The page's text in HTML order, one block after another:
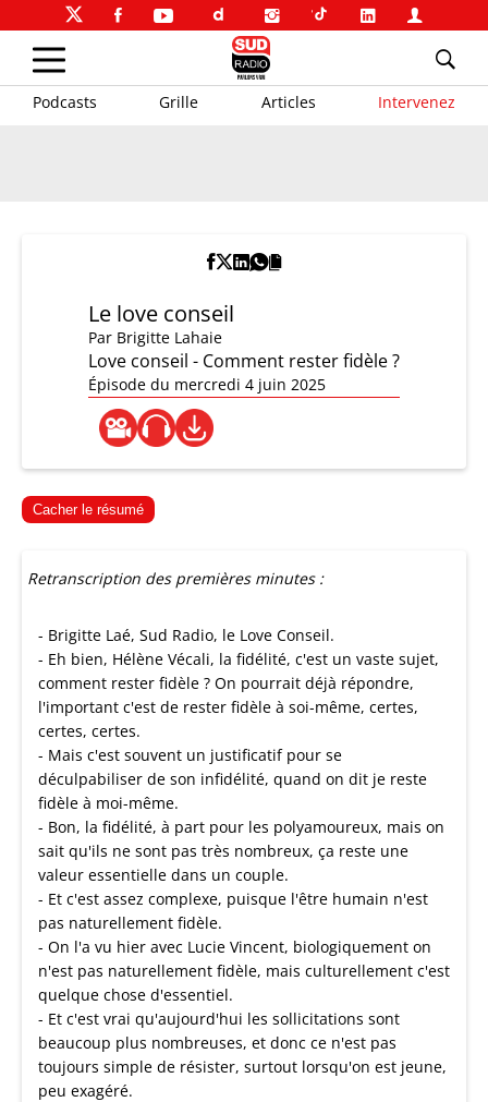
Podcasts Grille Articles Intervenez
Le love conseil
Par Brigitte Lahaie
Love conseil - Comment rester fidèle ?
Épisode du mercredi 4 juin 2025
Cacher le résumé
Retranscription des premières minutes :
- Brigitte Laé, Sud Radio, le Love Conseil.
- Eh bien, Hélène Vécali, la fidélité, c'est un vaste sujet,
comment rester fidèle ? On pourrait déjà répondre,
l'important c'est de rester fidèle à soi-même, certes,
certes, certes.
- Mais c'est souvent un justificatif pour se
déculpabiliser de son infidélité, quand on dit je reste
fidèle à moi-même.
- Bon, la fidélité, à part pour les polyamoureux, mais on
sait qu'ils ne sont pas très nombreux, ça reste une
valeur essentielle dans un couple.
- Et c'est assez complexe, puisque l'être humain n'est
pas naturellement fidèle.
- On l'a vu hier avec Lucie Vincent, biologiquement on
n'est pas naturellement fidèle, mais culturellement c'est
quelque chose d'essentiel.
- Et c'est vrai qu'aujourd'hui les sollicitations sont
beaucoup plus nombreuses, et donc ce n'est pas
toujours simple de résister, surtout lorsqu'on est jeune,
peu exagéré.